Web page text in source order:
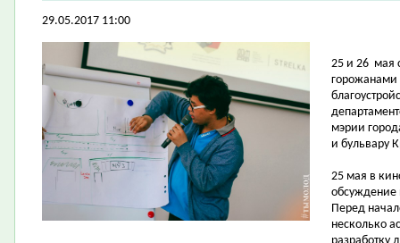
29.05.2017 11:00
25 и 26 мая
горожанами
мэрии
и бульвару
25 мая в
обсуждение
Перед
несколько